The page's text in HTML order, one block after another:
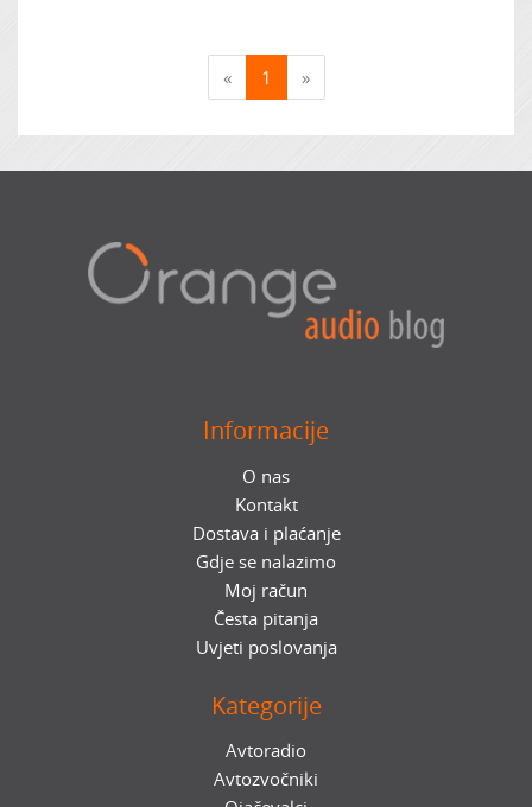
« 1 »
Informacije
O nas
Kontakt
Dostava i plaćanje
Gdje se nalazimo
Moj račun
Česta pitanja
Uvjeti poslovanja
Kategorije
Avtoradio
Avtozvočniki